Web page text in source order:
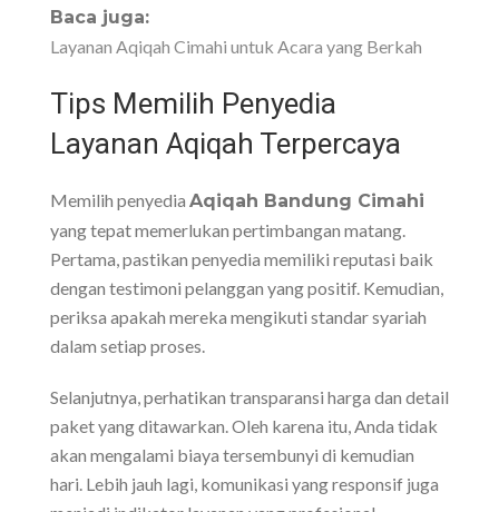
Baca juga:
Layanan Aqiqah Cimahi untuk Acara yang Berkah
Tips Memilih Penyedia
Layanan Aqiqah Terpercaya
Memilih penyedia Aqiqah Bandung Cimahi
yang tepat memerlukan pertimbangan matang.
Pertama, pastikan penyedia memiliki reputasi baik
dengan testimoni pelanggan yang positif. Kemudian,
periksa apakah mereka mengikuti standar syariah
dalam setiap proses.
Selanjutnya, perhatikan transparansi harga dan detail
paket yang ditawarkan. Oleh karena itu, Anda tidak
akan mengalami biaya tersembunyi di kemudian
hari. Lebih jauh lagi, komunikasi yang responsif juga